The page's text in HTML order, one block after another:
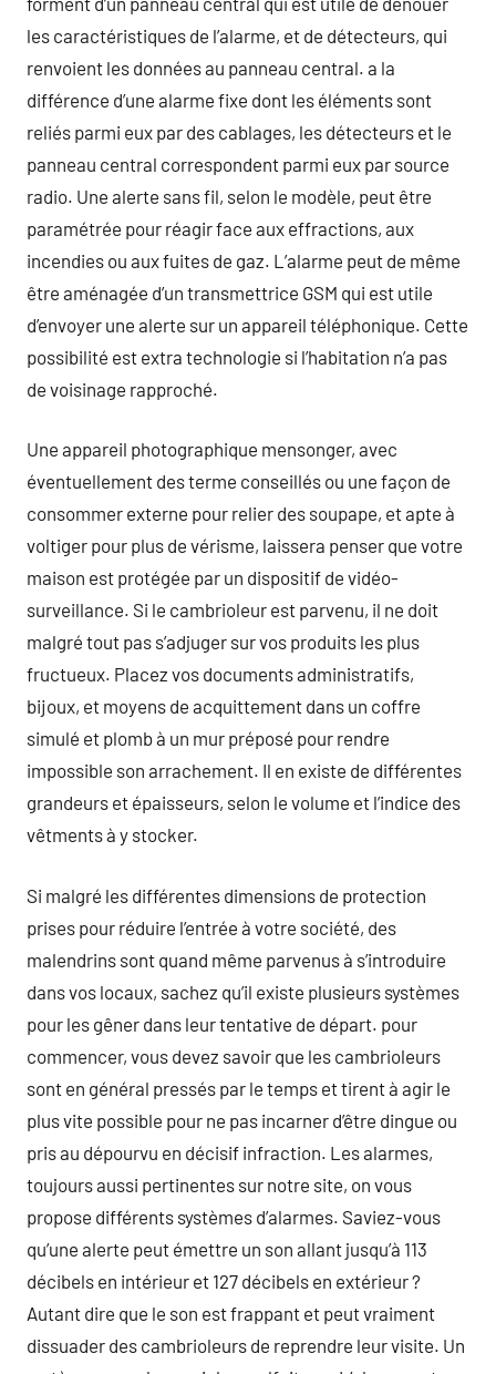
les caractéristiques de l’alarme, et de détecteurs, qui
renvoient les données au panneau central. a la
différence d’une alarme fixe dont les éléments sont
reliés parmi eux par des cablages, les détecteurs et le
panneau central correspondent parmi eux par source
radio. Une alerte sans fil, selon le modèle, peut être
paramétrée pour réagir face aux effractions, aux
incendies ou aux fuites de gaz. L’alarme peut de même
être aménagée d’un transmettrice GSM qui est utile
d’envoyer une alerte sur un appareil téléphonique. Cette
possibilité est extra technologie si l’habitation n’a pas
de voisinage rapproché.
Une appareil photographique mensonger, avec
éventuellement des terme conseillés ou une façon de
consommer externe pour relier des soupape, et apte à
voltiger pour plus de vérisme, laissera penser que votre
maison est protégée par un dispositif de vidéo-
surveillance. Si le cambrioleur est parvenu, il ne doit
malgré tout pas s’adjuger sur vos produits les plus
fructueux. Placez vos documents administratifs,
bijoux, et moyens de acquittement dans un coffre
simulé et plomb à un mur préposé pour rendre
impossible son arrachement. Il en existe de différentes
grandeurs et épaisseurs, selon le volume et l’indice des
vêtments à y stocker.
Si malgré les différentes dimensions de protection
prises pour réduire l’entrée à votre société, des
malendrins sont quand même parvenus à s’introduire
dans vos locaux, sachez qu’il existe plusieurs systèmes
pour les gêner dans leur tentative de départ. pour
commencer, vous devez savoir que les cambrioleurs
sont en général pressés par le temps et tirent à agir le
plus vite possible pour ne pas incarner d’être dingue ou
pris au dépourvu en décisif infraction. Les alarmes,
toujours aussi pertinentes sur notre site, on vous
propose différents systèmes d’alarmes. Saviez-vous
qu’une alerte peut émettre un son allant jusqu’à 113
décibels en intérieur et 127 décibels en extérieur ?
Autant dire que le son est frappant et peut vraiment
dissuader des cambrioleurs de reprendre leur visite. Un